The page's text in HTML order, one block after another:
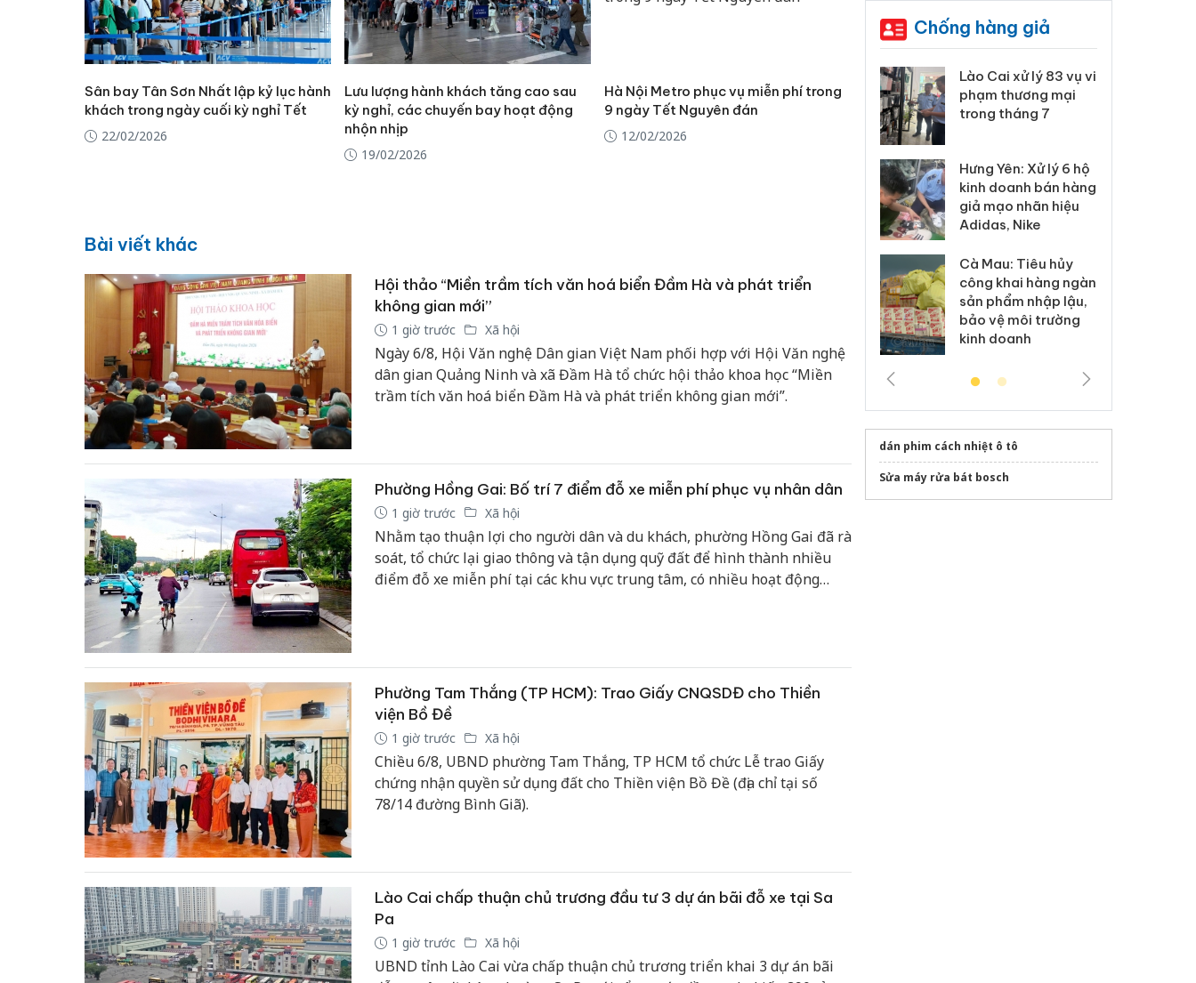
Sân bay Tân Sơn Nhất lập kỷ lục hành
khách trong ngày cuối kỳ nghỉ Tết
22/02/2026
Lưu lượng hành khách tăng cao sau
kỳ nghỉ, các chuyến bay hoạt động
nhộn nhịp
19/02/2026
Hà Nội Metro phục vụ miễn phí trong
9 ngày Tết Nguyên đán
12/02/2026
Bài viết khác
Hội thảo “Miền trầm tích văn hoá biển Đầm Hà và phát triển
không gian mới”
1 giờ trước Xã hội
Ngày 6/8, Hội Văn nghệ Dân gian Việt Nam phối hợp với Hội Văn nghệ
dân gian Quảng Ninh và xã Đầm Hà tổ chức hội thảo khoa học “Miền
trầm tích văn hoá biển Đầm Hà và phát triển không gian mới”.
Phường Hồng Gai: Bố trí 7 điểm đỗ xe miễn phí phục vụ nhân dân
1 giờ trước Xã hội
Nhằm tạo thuận lợi cho người dân và du khách, phường Hồng Gai đã rà
soát, tổ chức lại giao thông và tận dụng quỹ đất để hình thành nhiều
điểm đỗ xe miễn phí tại các khu vực trung tâm, có nhiều hoạt động
Phường Tam Thắng (TP HCM): Trao Giấy CNQSDĐ cho Thiền
viện Bồ Đề
1 giờ trước Xã hội
Chiều 6/8, UBND phường Tam Thắng, TP HCM tổ chức Lễ trao Giấy
chứng nhận quyền sử dụng đất cho Thiền viện Bồ Đề (địa chỉ tại số
78/14 đường Bình Giã).
Lào Cai chấp thuận chủ trương đầu tư 3 dự án bãi đỗ xe tại Sa
Pa
1 giờ trước Xã hội
UBND tỉnh Lào Cai vừa chấp thuận chủ trương triển khai 3 dự án bãi
Chống hàng giả
tìm bị hại trong vụ
án sản xuất, buôn
chủ mưu đường dây
Lào Cai xử lý 83 vụ vi
phạm thương mại
trong tháng 7
Hưng Yên: Xử lý 6 hộ
kinh doanh bán hàng
giả mạo nhãn hiệu
Adidas, Nike
Cà Mau: Tiêu hủy
công khai hàng ngàn
sản phẩm nhập lậu,
bảo vệ môi trường
kinh doanh
dán phim cách nhiệt ô tô
Sửa máy rửa bát bosch